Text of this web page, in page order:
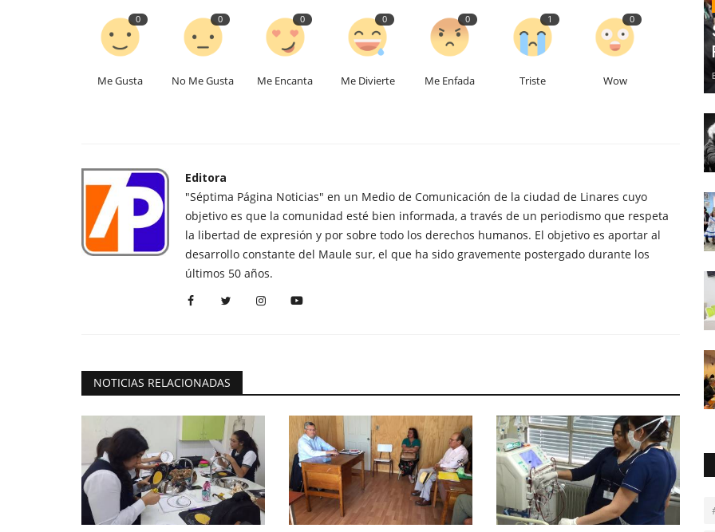
0
Me Gusta
0
No Me Gusta
0
Me Encanta
0
Me Divierte
0
Me Enfada
1
Triste
0
Wow
Editora
"Séptima Página Noticias" en un Medio de Comunicación de la ciudad de Linares cuyo
objetivo es que la comunidad esté bien informada, a través de un periodismo que respeta
la libertad de expresión y por sobre todo los derechos humanos. El objetivo es aportar al
desarrollo constante del Maule sur, el que ha sido gravemente postergado durante los
últimos 50 años.
NOTICIAS RELACIONADAS